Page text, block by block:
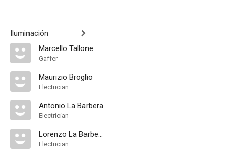
Iluminación
Marcello Tallone
Gaffer
Maurizio Broglio
Electrician
Antonio La Barbera
Electrician
Lorenzo La Barbera
Electrician